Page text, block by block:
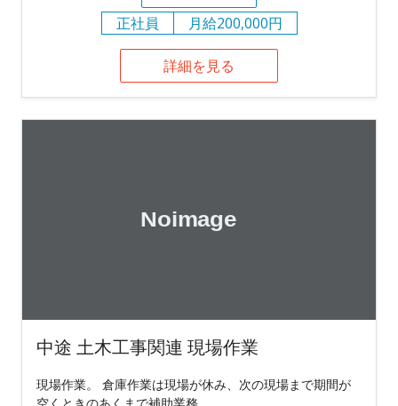
正社員
月給200,000円
詳細を見る
中途 土木工事関連 現場作業
現場作業。 倉庫作業は現場が休み、次の現場まで期間が